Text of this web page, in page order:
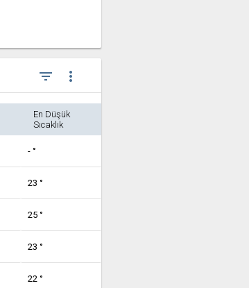
filter_list more_vert
En Düşük
Sıcaklık
- °
23 °
25 °
23 °
22 °